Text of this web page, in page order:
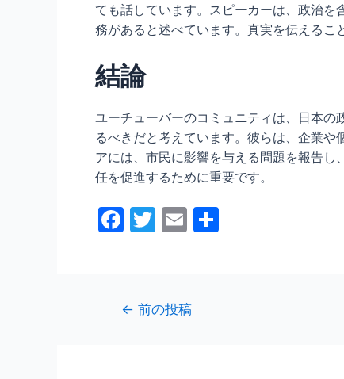
ても話しています。スピーカーは、政治
務があると述べています。真実を伝えるこ
結論
ユーチューバーのコミュニティは、日本
るべきだと考えています。彼らは、企業
アには、市民に影響を与える問題を報告
任を促進するために重要です。
F
b
T
er
E
l
← 前の投稿